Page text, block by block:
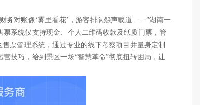
务对账像‘雾里看花’，游客排队怨声载道……”湖南一
系统仅支持现金、个人二维码收款及纸质门票，管
票管理系统，通过专业的线下考察项目并量身定制
技巧，给到景区一场“智慧革命”彻底扭转困局，让